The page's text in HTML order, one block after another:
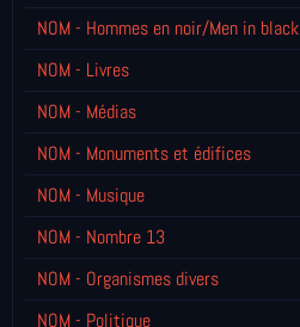
NOM - Hommes en noir/Men in black
NOM - Livres
NOM - Médias
NOM - Monuments et édifices
NOM - Musique
NOM - Nombre 13
NOM - Organismes divers
NOM - Politique